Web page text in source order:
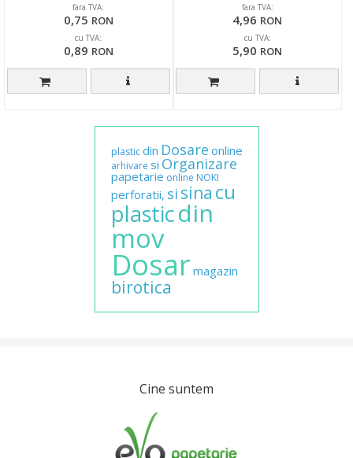
fara TVA:
0,75 RON
cu TVA:
0,89 RON
fara TVA:
4,96 RON
cu TVA:
5,90 RON
plastic din Dosare online
arhivare si Organizare
papetarie online NOKI
perforatii, si sina cu
plasticdin
mov
Dosar magazin
birotica
Cine suntem